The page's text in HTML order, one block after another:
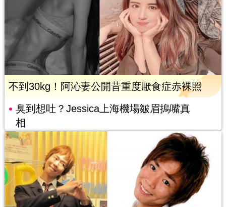
不到30kg！阿沁妻公開昔重度厭食症赤裸照
臭到想吐？Jessica上海機場皺眉摀嘴真
相